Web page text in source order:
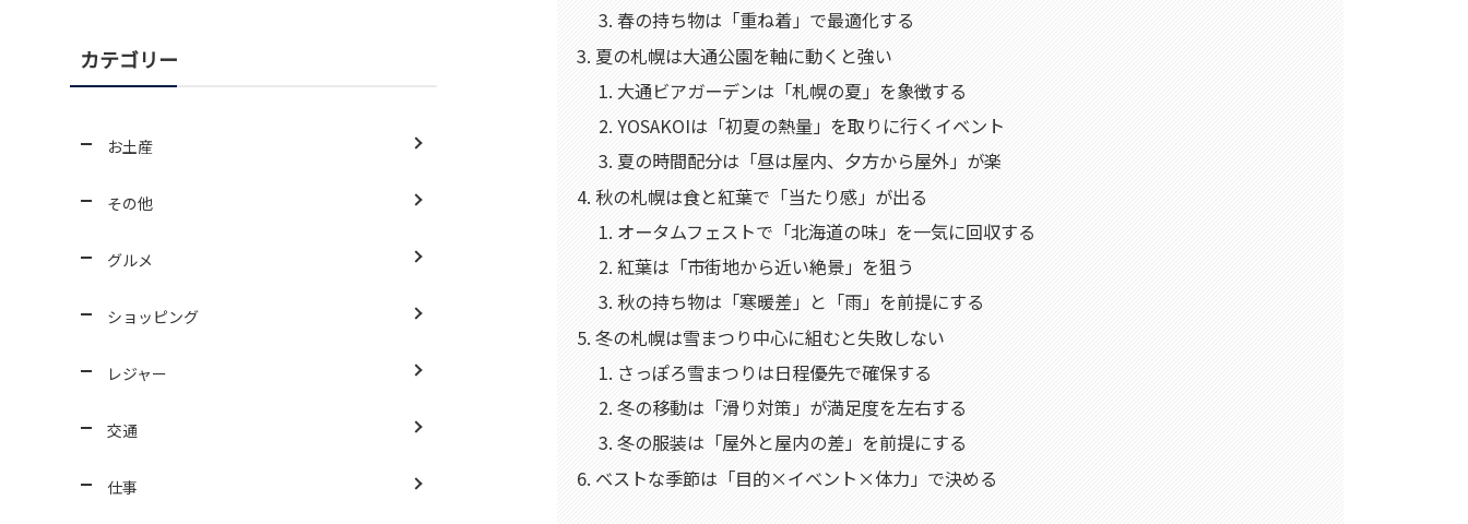
春の持ち物は「重ね着」で最適化する
夏の札幌は大通公園を軸に動くと強い
大通ビアガーデンは「札幌の夏」を象徴する
YOSAKOIは「初夏の熱量」を取りに行くイベント
夏の時間配分は「昼は屋内、夕方から屋外」が楽
秋の札幌は食と紅葉で「当たり感」が出る
オータムフェストで「北海道の味」を一気に回収する
紅葉は「市街地から近い絶景」を狙う
秋の持ち物は「寒暖差」と「雨」を前提にする
冬の札幌は雪まつり中心に組むと失敗しない
さっぽろ雪まつりは日程優先で確保する
冬の移動は「滑り対策」が満足度を左右する
冬の服装は「屋外と屋内の差」を前提にする
ベストな季節は「目的×イベント×体力」で決める
カテゴリー
お土産
その他
グルメ
ショッピング
レジャー
交通
仕事